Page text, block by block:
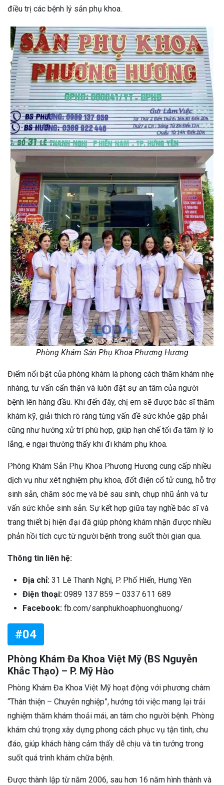
điều trị các bệnh lý sản phụ khoa.
Phòng Khám Sản Phụ Khoa Phương Hương
Điểm nổi bật của phòng khám là phong cách thăm khám nhẹ
nhàng, tư vấn cẩn thận và luôn đặt sự an tâm của người
bệnh lên hàng đầu. Khi đến đây, chị em sẽ được bác sĩ thăm
khám kỹ, giải thích rõ ràng từng vấn đề sức khỏe gặp phải
cũng như hướng xử trí phù hợp, giúp hạn chế tối đa tâm lý lo
lắng, e ngại thường thấy khi đi khám phụ khoa.
Phòng Khám Sản Phụ Khoa Phương Hương cung cấp nhiều
dịch vụ như xét nghiệm phụ khoa, đốt điện cổ tử cung, hỗ trợ
sinh sản, chăm sóc mẹ và bé sau sinh, chụp nhũ ảnh và tư
vấn sức khỏe sinh sản. Sự kết hợp giữa tay nghề bác sĩ và
trang thiết bị hiện đại đã giúp phòng khám nhận được nhiều
phản hồi tích cực từ người bệnh trong suốt thời gian qua.
Thông tin liên hệ:
Địa chỉ: 31 Lê Thanh Nghị, P. Phố Hiến, Hưng Yên
Điện thoại: 0989 137 859 – 0337 611 689
Facebook: fb.com/sanphukhoaphuonghuong/
#04
Phòng Khám Đa Khoa Việt Mỹ (BS Nguyễn
Khắc Thạo) – P. Mỹ Hào
Phòng Khám Đa Khoa Việt Mỹ hoạt động với phương châm
“Thân thiện – Chuyên nghiệp”, hướng tới việc mang lại trải
nghiệm thăm khám thoải mái, an tâm cho người bệnh. Phòng
khám chú trọng xây dựng phong cách phục vụ tận tình, chu
đáo, giúp khách hàng cảm thấy dễ chịu và tin tưởng trong
suốt quá trình khám chữa bệnh.
Được thành lập từ năm 2006, sau hơn 16 năm hình thành và